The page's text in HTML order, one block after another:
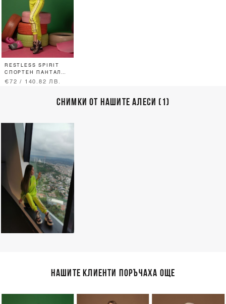
RESTLESS SPIRIT
СПОРТЕН ПАНТАЛОН
- PISTACHIO
€72 / 140.82 ЛВ.
СНИМКИ ОТ НАШИТЕ АЛЕСИ (1)
НАШИТЕ КЛИЕНТИ ПОРЪЧАХА ОЩЕ